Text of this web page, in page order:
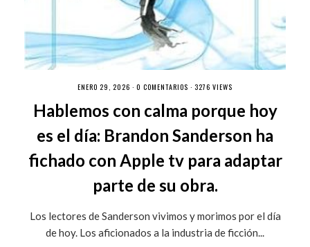
ENERO 29, 2026 · 0 COMENTARIOS · 3276 VIEWS
Hablemos con calma porque hoy
es el día: Brandon Sanderson ha
fichado con Apple tv para adaptar
parte de su obra.
Los lectores de Sanderson vivimos y morimos por el día
de hoy. Los aficionados a la industria de ficción...